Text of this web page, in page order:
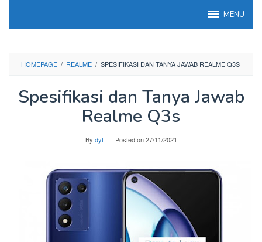
MENU
HOMEPAGE / REALME / SPESIFIKASI DAN TANYA JAWAB REALME Q3S
Spesifikasi dan Tanya Jawab
Realme Q3s
By dyt Posted on27/11/2021